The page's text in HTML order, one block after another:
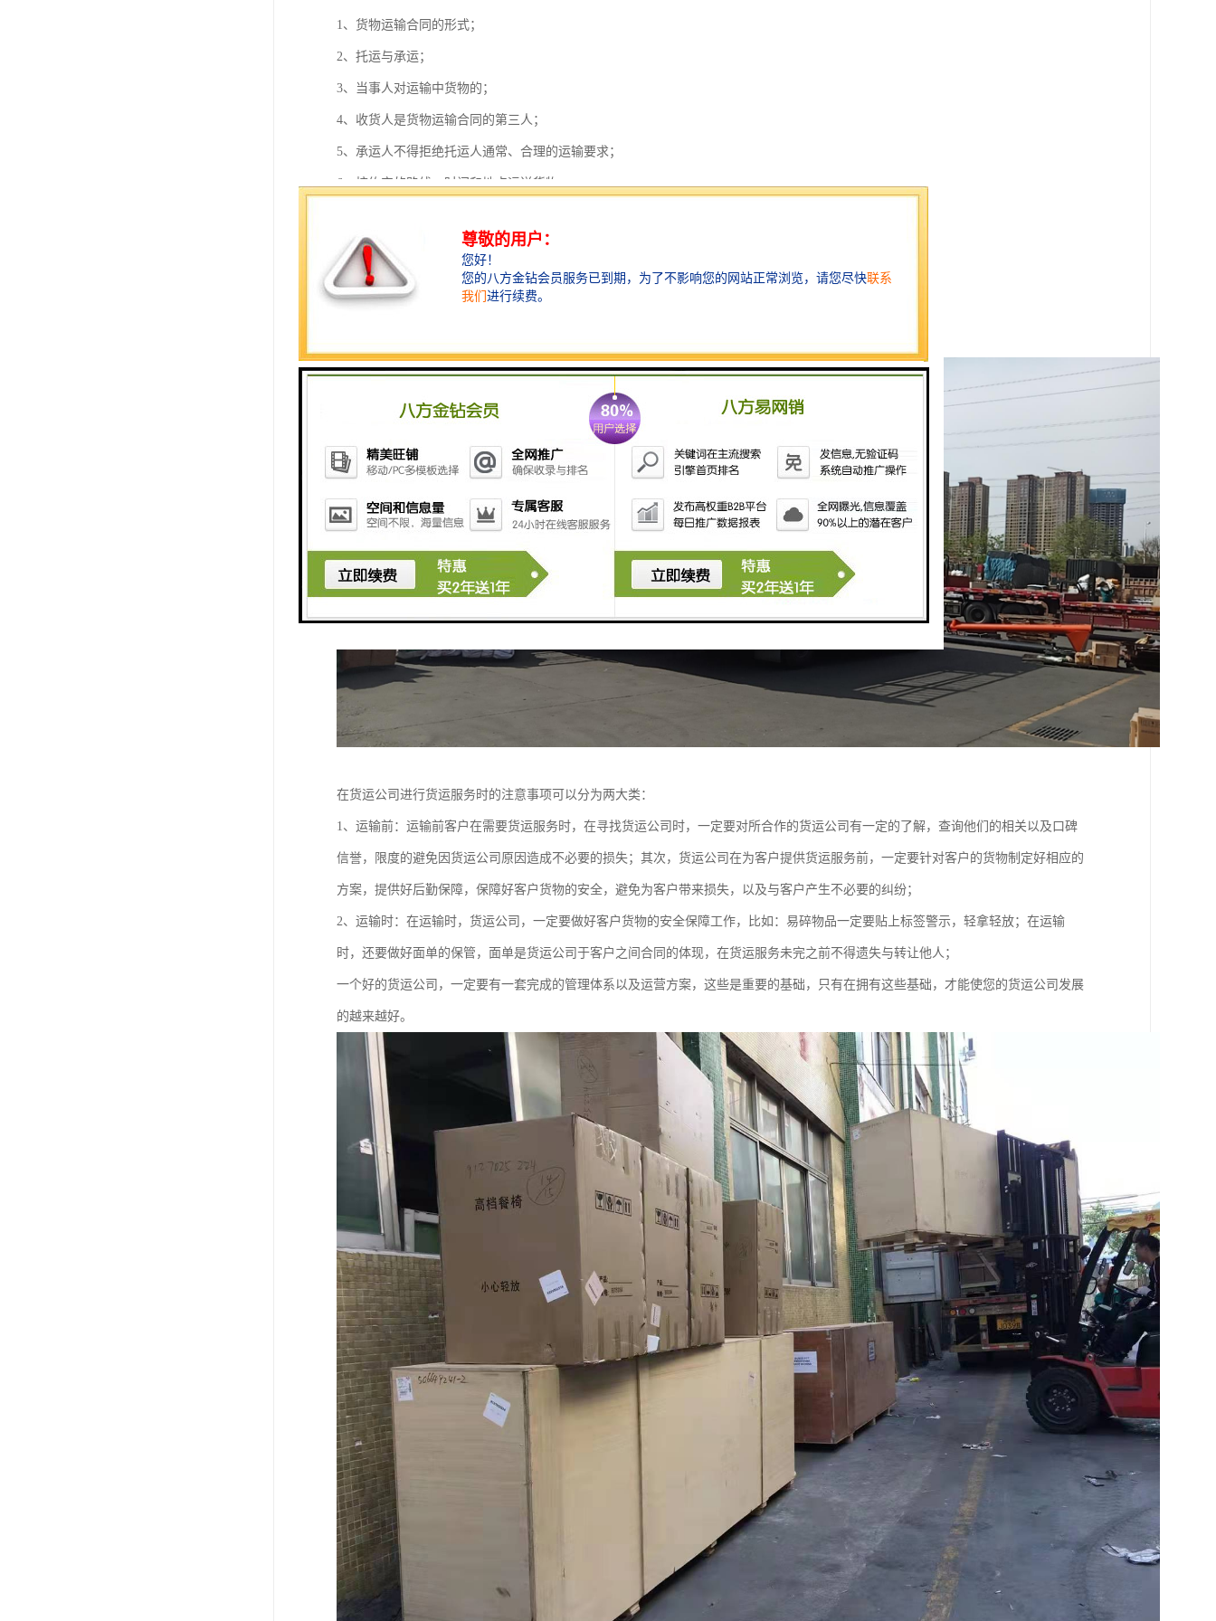
1、货物运输合同的形式；
2、托运与承运；
3、当事人对运输中货物的；
4、收货人是货物运输合同的第三人；
5、承运人不得拒绝托运人通常、合理的运输要求；
6、按约定的路线、时间和地点运送货物；
8、运输的责任限制；
9、保价运输；
在货运公司进行货运服务时的注意事项可以分为两大类：
1、运输前：运输前客户在需要货运服务时，在寻找货运公司时，一定要对所合作的货运公司有一定的了解，查询他们的相关以及口碑
信誉，限度的避免因货运公司原因造成不必要的损失；其次，货运公司在为客户提供货运服务前，一定要针对客户的货物制定好相应的
方案，提供好后勤保障，保障好客户货物的安全，避免为客户带来损失，以及与客户产生不必要的纠纷；
2、运输时：在运输时，货运公司，一定要做好客户货物的安全保障工作，比如：易碎物品一定要贴上标签警示，轻拿轻放；在运输
时，还要做好面单的保管，面单是货运公司于客户之间合同的体现，在货运服务未完之前不得遗失与转让他人；
一个好的货运公司，一定要有一套完成的管理体系以及运营方案，这些是重要的基础，只有在拥有这些基础，才能使您的货运公司发展
的越来越好。